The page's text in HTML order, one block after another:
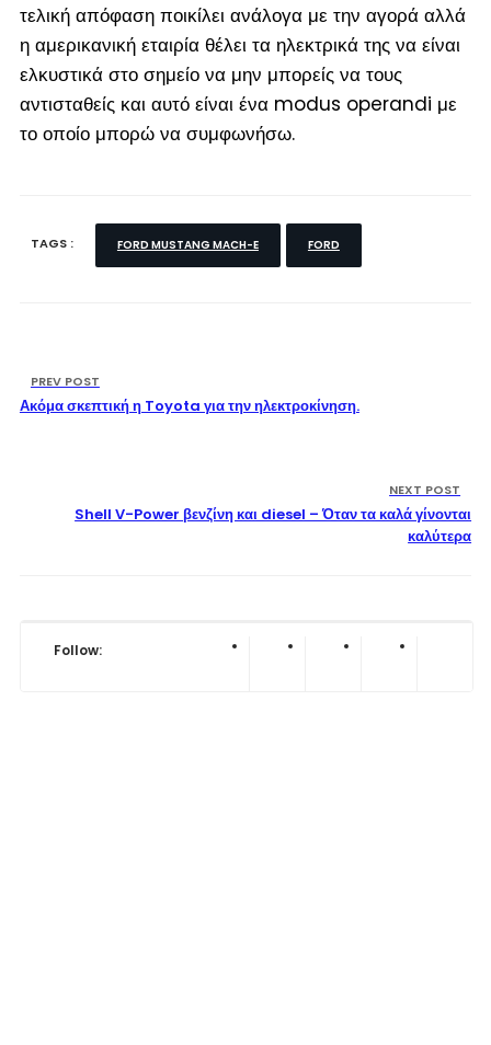
τελική απόφαση ποικίλει ανάλογα με την αγορά αλλά
η αμερικανική εταιρία θέλει τα ηλεκτρικά της να είναι
ελκυστικά στο σημείο να μην μπορείς να τους
αντισταθείς και αυτό είναι ένα modus operandi με
το οποίο μπορώ να συμφωνήσω.
TAGS : FORD MUSTANG MACH-E FORD
PREV POST
Ακόμα σκεπτική η Toyota για την ηλεκτροκίνηση.
NEXT POST
Shell V-Power βενζίνη και diesel – Όταν τα καλά γίνονται
καλύτερα
Follow: